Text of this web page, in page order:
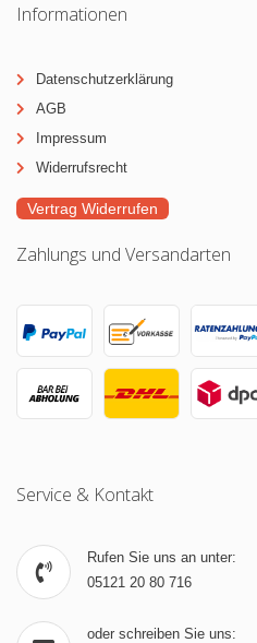
Informationen
Datenschutzerklärung
AGB
Impressum
Widerrufsrecht
Vertrag Widerrufen
Zahlungs und Versandarten
Service & Kontakt
Rufen Sie uns an unter:
05121 20 80 716
oder schreiben Sie uns: